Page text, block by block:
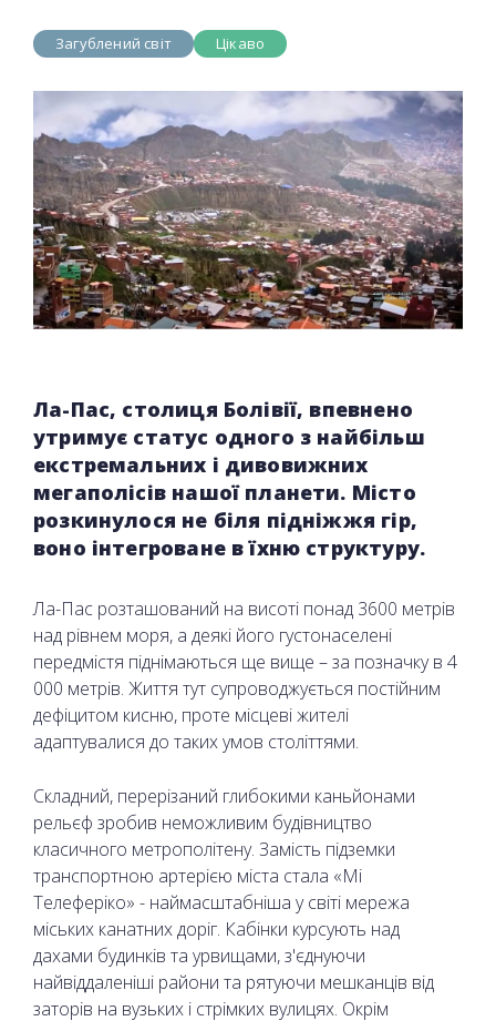
Загублений світ Цікаво
Ла-Пас, столиця Болівії, впевнено
утримує статус одного з найбільш
екстремальних і дивовижних
мегаполісів нашої планети. Місто
розкинулося не біля підніжжя гір,
воно інтегроване в їхню структуру.
Ла-Пас розташований на висоті понад 3600 метрів
над рівнем моря, а деякі його густонаселені
передмістя піднімаються ще вище – за позначку в 4
000 метрів. Життя тут супроводжується постійним
дефіцитом кисню, проте місцеві жителі
адаптувалися до таких умов століттями.
Складний, перерізаний глибокими каньйонами
рельєф зробив неможливим будівництво
класичного метрополітену. Замість підземки
транспортною артерією міста стала «Мі
Телеферіко» - наймасштабніша у світі мережа
міських канатних доріг. Кабінки курсують над
дахами будинків та урвищами, з'єднуючи
найвіддаленіші райони та рятуючи мешканців від
заторів на вузьких і стрімких вулицях. Окрім